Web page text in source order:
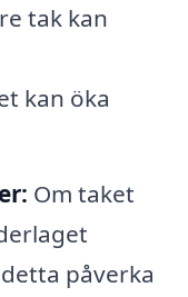
tak kan
kan öka
Om taket
påverka